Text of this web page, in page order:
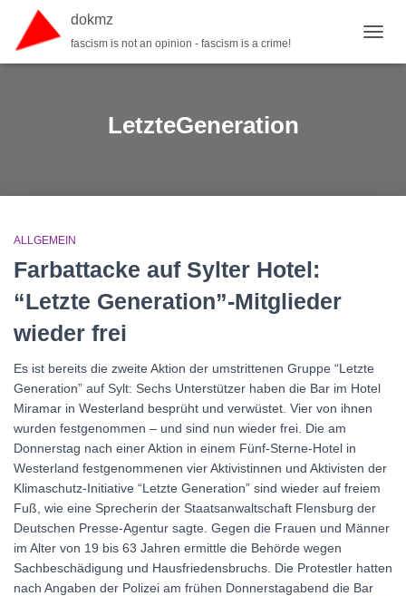
dokmz
fascism is not an opinion - fascism is a crime!
LetzteGeneration
ALLGEMEIN
Farbattacke auf Sylter Hotel:
“Letzte Generation”-Mitglieder
wieder frei
Es ist bereits die zweite Aktion der umstrittenen Gruppe “Letzte
Generation” auf Sylt: Sechs Unterstützer haben die Bar im Hotel
Miramar in Westerland besprüht und verwüstet. Vier von ihnen
wurden festgenommen – und sind nun wieder frei. Die am
Donnerstag nach einer Aktion in einem Fünf-Sterne-Hotel in
Westerland festgenommenen vier Aktivistinnen und Aktivisten der
Klimaschutz-Initiative “Letzte Generation” sind wieder auf freiem
Fuß, wie eine Sprecherin der Staatsanwaltschaft Flensburg der
Deutschen Presse-Agentur sagte. Gegen die Frauen und Männer
im Alter von 19 bis 63 Jahren ermittle die Behörde wegen
Sachbeschädigung und Hausfriedensbruchs. Die Protestler hatten
nach Angaben der Polizei am frühen Donnerstagabend die Bar